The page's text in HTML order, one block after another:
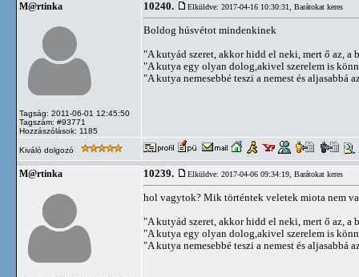
M@rtinka
Tagság: 2011-06-01 12:45:50
Tagszám: #93771
Hozzászólások: 1185
10240. Elküldve: 2017-04-16 10:30:31, Barátokat keres
Boldog húsvétot mindenkinek
"A kutyád szeret, akkor hidd el neki, mert ő az, a
"A kutya egy olyan dolog,akivel szerelem is
"A kutya nemesebbé teszi a nemest és aljasabbá
Kiváló dolgozó
M@rtinka 10239. Elküldve: 2017-04-06 09:34:19, Barátokat keres
hol vagytok? Mik történtek veletek miota nem
"A kutyád szeret, akkor hidd el neki, mert ő az, a
"A kutya egy olyan dolog,akivel szerelem is
"A kutya nemesebbé teszi a nemest és aljasabbá